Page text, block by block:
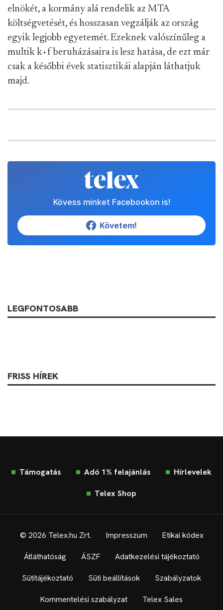
elnökét, a kormány alá rendelik az MTA
költségvetését, és hosszasan vegzálják az ország
egyik legjobb egyetemét. Ezeknek valószínűleg a
multik k+f beruházásaira is lesz hatása, de ezt már
csak a későbbi évek statisztikái alapján láthatjuk
majd.
Kövess minket Facebookon is!
Követem!
LEGFONTOSABB
FRISS HÍREK
Támogatás Adó 1% felajánlás Hírlevelek
Telex Shop
© 2026 Telex.hu Zrt. Impresszum Etikai kódex
Átláthatóság ÁSZF Adatkezelési tájékoztató
Sütitájékoztató Süti beállítások Szabályzatok
Kommentelési szabályzat Telex Sales